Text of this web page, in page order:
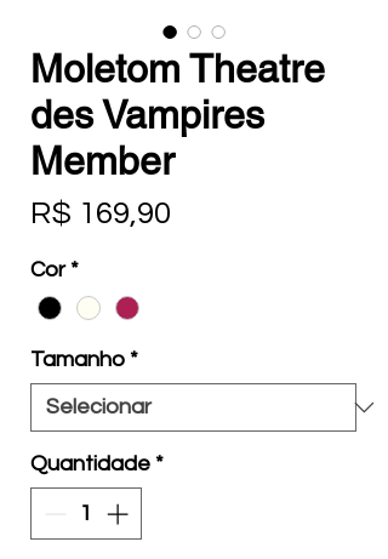
Moletom Theatre
des Vampires
Member
R$ 169,90
Cor *
Tamanho *
Quantidade *